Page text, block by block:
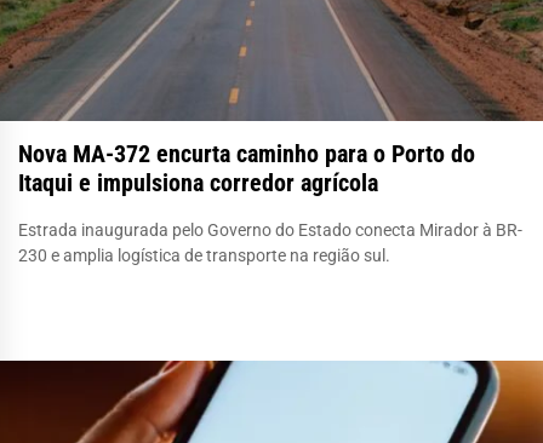
Nova MA-372 encurta caminho para o Porto do
Itaqui e impulsiona corredor agrícola
Estrada inaugurada pelo Governo do Estado conecta Mirador à BR-
230 e amplia logística de transporte na região sul.